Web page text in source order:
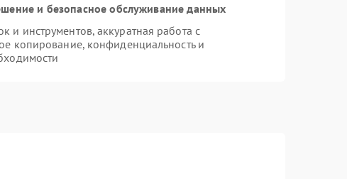
и безопасное обслуживание данных
инструментов, аккуратная работа с
копирование, конфиденциальность и